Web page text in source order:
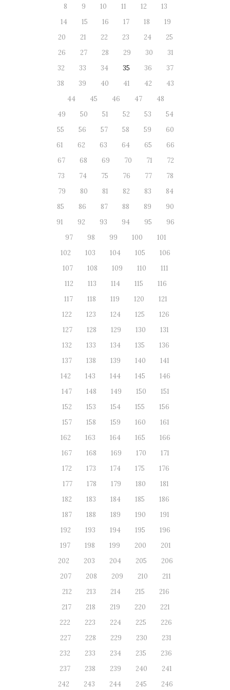
8 9 10 11 12
13
14
15 16 17 18
19
20
21 22 23 24
25
26
27 28 29 30
31
32
33 34 35 36
37
38
39 40 41 42
43
44
45 46 47
48
49
50 51 52 53
54
55
56 57 58 59
60
61
62 63 64 65
66
67
68 69 70 71
72
73
74 75 76 77
78
79
80 81 82 83
84
85
86 87 88 89
90
91
92 93 94 95
96
97
98 99 100
101
102
103 104 105
106
107
108 109 110
111
112
113 114 115
116
117
118 119 120
121
122
123 124 125
126
127
128 129 130
131
132
133 134 135
136
137
138 139 140
141
142
143 144 145
146
147
148 149 150
151
152
153 154 155
156
157
158 159 160
161
162
163 164 165
166
167
168 169 170
171
172
173 174 175
176
177
178 179 180
181
182
183 184 185
186
187
188 189 190
191
192
193 194 195
196
197
198 199 200
201
202
203 204 205
206
207
208 209 210
211
212
213 214 215
216
217
218 219 220
221
222
223 224 225
226
227
228 229 230
231
232
233 234 235
236
237
238 239 240
241
242
243 244 245
246